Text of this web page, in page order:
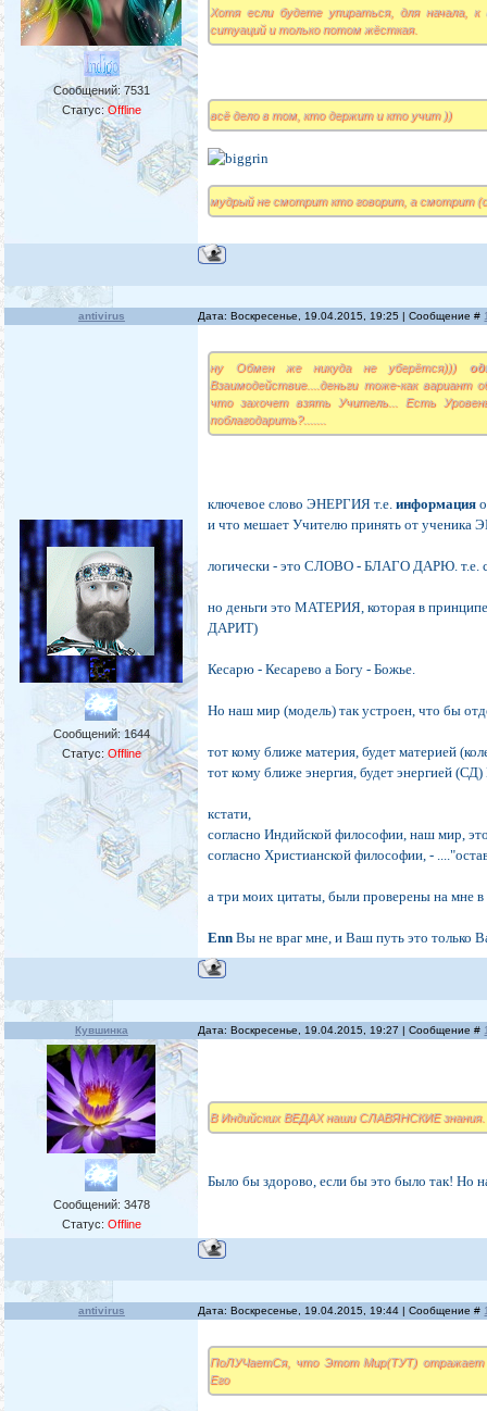
Сообщений: 7531
Статус:Offline
Хотя если будете упираться, для начала,
ситуаций и только потом жёсткая.
всё дело в том, кто держит и кто учит ))
мудрый не смотрит кто говорит, а смотрит
antivirus Дата: Воскресенье, 19.04.2015, 19:25 | Сообщение #
Сообщений:1644
Статус: Offline
ну Обмен же никуда не уберётся)))
Взаимодействие....деньги тоже-как вариант
что захочет взять Учитель... Есть
поблагодарить?.......
ключевое слово ЭНЕРГИЯ т.е.информация
и что мешает Учителю принять от
логически - это СЛОВО - БЛАГО ДАРЮ. т.е.
но деньги это МАТЕРИЯ, которая в
ДАРИТ)
Кесарю - Кесарево а Богу - Божье.
Но наш мир (модель) так устроен, что бы
тот кому ближе материя, будет материей
тот кому ближе энергия, будет энергией
кстати,
согласно Индийской философии, наш мир,
согласно Христианской философии, -
а три моих цитаты, были проверены на мне в
Enn Вы не враг мне, и Ваш путь это только
Кувшинка Дата: Воскресенье, 19.04.2015, 19:27 | Сообщение #
Сообщений: 3478
Статус: Offline
В Индийских ВЕДАХ наши СЛАВЯНСКИЕ знания.
Было бы здорово, если бы это было так! Но
antivirus Дата: Воскресенье, 19.04.2015, 19:44 | Сообщение #
ПоЛУЧаетСя, что Этот Мир(ТУТ) отражает
Его